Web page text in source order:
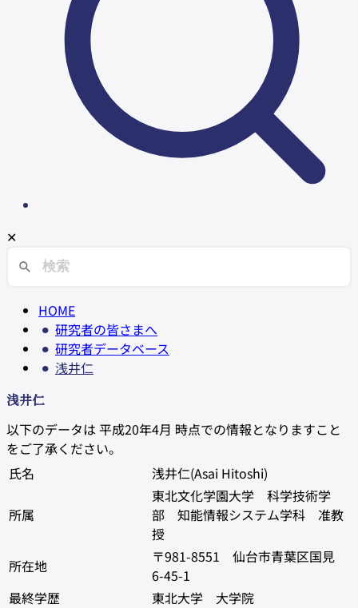
✕
HOME
研究者の皆さまへ
研究者データベース
浅井仁
浅井仁
以下のデータは 平成20年4月 時点での情報となりますこと
をご了承ください。
氏名
浅井仁(Asai Hitoshi)
所属
東北文化学園大学 科学技術学
部 知能情報システム学科 准教
授
所在地
〒981-8551 仙台市青葉区国見
6-45-1
最終学歴
東北大学 大学院